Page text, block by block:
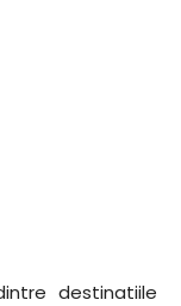
destinatiile